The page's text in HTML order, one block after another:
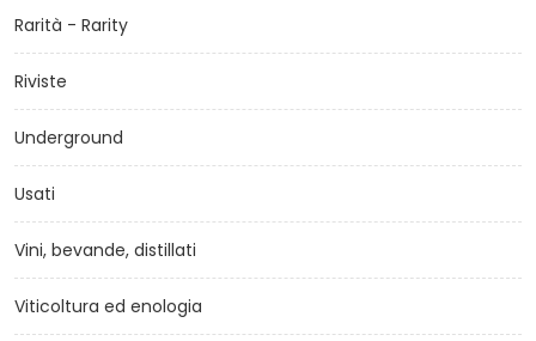
Rarità - Rarity
Riviste
Underground
Usati
Vini, bevande, distillati
Viticoltura ed enologia